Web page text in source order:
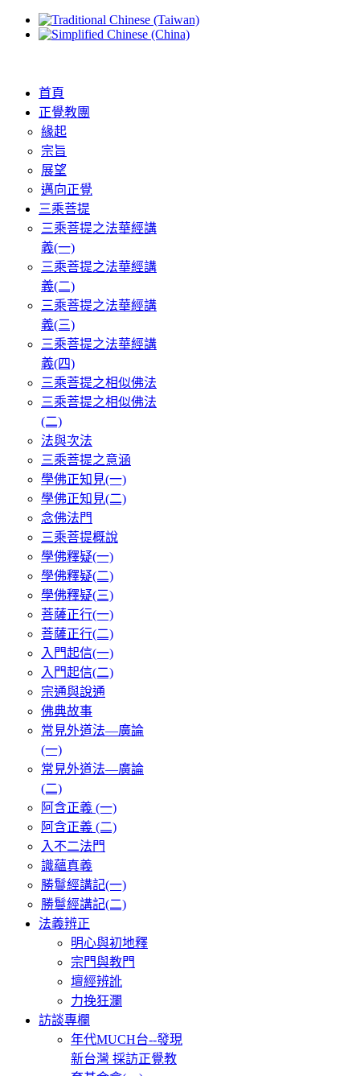
首頁
正覺教團
緣起
宗旨
展望
邁向正覺
三乘菩提
三乘菩提之法華經講
義(一)
三乘菩提之法華經講
義(二)
三乘菩提之法華經講
義(三)
三乘菩提之法華經講
義(四)
三乘菩提之相似佛法
三乘菩提之相似佛法
(二)
法與次法
三乘菩提之意涵
學佛正知見(一)
學佛正知見(二)
念佛法門
三乘菩提概說
學佛釋疑(一)
學佛釋疑(二)
學佛釋疑(三)
菩薩正行(一)
菩薩正行(二)
入門起信(一)
入門起信(二)
宗通與說通
佛典故事
常見外道法—廣論
(一)
常見外道法—廣論
(二)
阿含正義 (一)
阿含正義 (二)
入不二法門
識蘊真義
勝鬘經講記(一)
勝鬘經講記(二)
法義辨正
明心與初地釋
宗門與教門
壇經辨訛
力挽狂瀾
訪談專欄
年代MUCH台--發現
新台灣 採訪正覺教